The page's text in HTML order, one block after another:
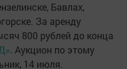
Бавлах,
За аренду
800 рублей до конца
. Аукцион по этому
14 июля.